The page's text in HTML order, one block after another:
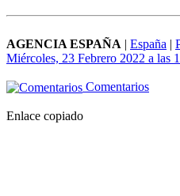
AGENCIA ESPAÑA | España |
Miércoles, 23 Febrero 2022 a las
Comentarios
Enlace copiado